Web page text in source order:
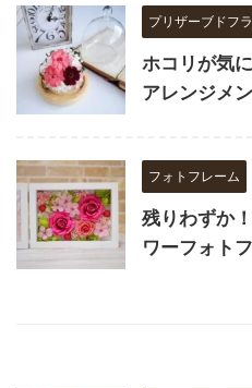
プリザーブドフ
ホコリが気
アレンジメ
フォトフレーム
残りわずか
ワーフォト